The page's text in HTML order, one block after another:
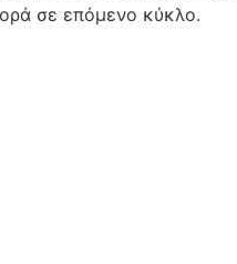
σε επόμενο κύκλο.